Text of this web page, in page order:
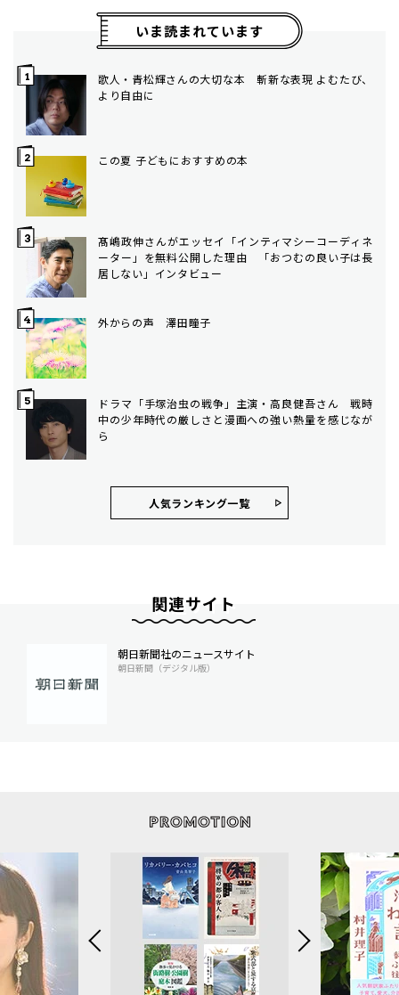
いま読まれています
歌人・青松輝さんの大切な本 斬新な表現 よむたび、
より自由に
この夏 子どもにおすすめの本
髙嶋政伸さんがエッセイ「インティマシーコーディネ
ーター」を無料公開した理由 「おつむの良い子は長
居しない」インタビュー
外からの声 澤田瞳子
ドラマ「手塚治虫の戦争」主演・高良健吾さん 戦時
中の少年時代の厳しさと漫画への強い熱量を感じなが
ら
人気ランキング⼀覧
関連サイト
朝日新聞社のニュースサイト
朝日新聞（デジタル版）